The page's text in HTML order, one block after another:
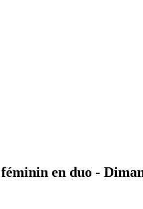
en duo -